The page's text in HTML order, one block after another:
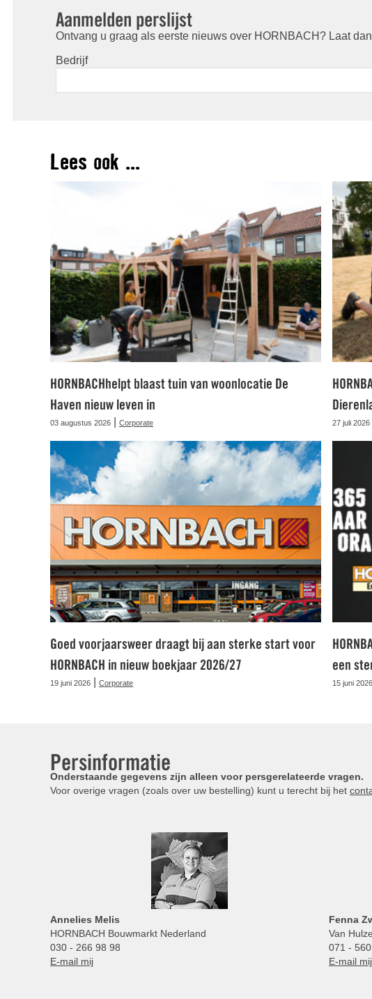
Aanmelden perslijst
Ontvang u graag als eerste nieuws over HORNBACH? Laat
Bedrijf
Lees ook ...
HORNBACHhelpt blaast tuin van woonlocatie De
Haven nieuw leven in
03 augustus 2026 Corporate 27 juli 2026
Goed voorjaarsweer draagt bij aan sterke start voor
HORNBACH in nieuw boekjaar 2026/27
19 juni 2026 Corporate
een
15 juni 2026
Persinformatie
Onderstaande gegevens zijn alleen voor persgerelateerde vragen.
Voor overige vragen (zoals over uw bestelling) kunt u terecht bij het
Annelies Melis
HORNBACH Bouwmarkt Nederland
030 - 266 98 98
E-mail mij
Fenna
Van
071 -
E-mail mij